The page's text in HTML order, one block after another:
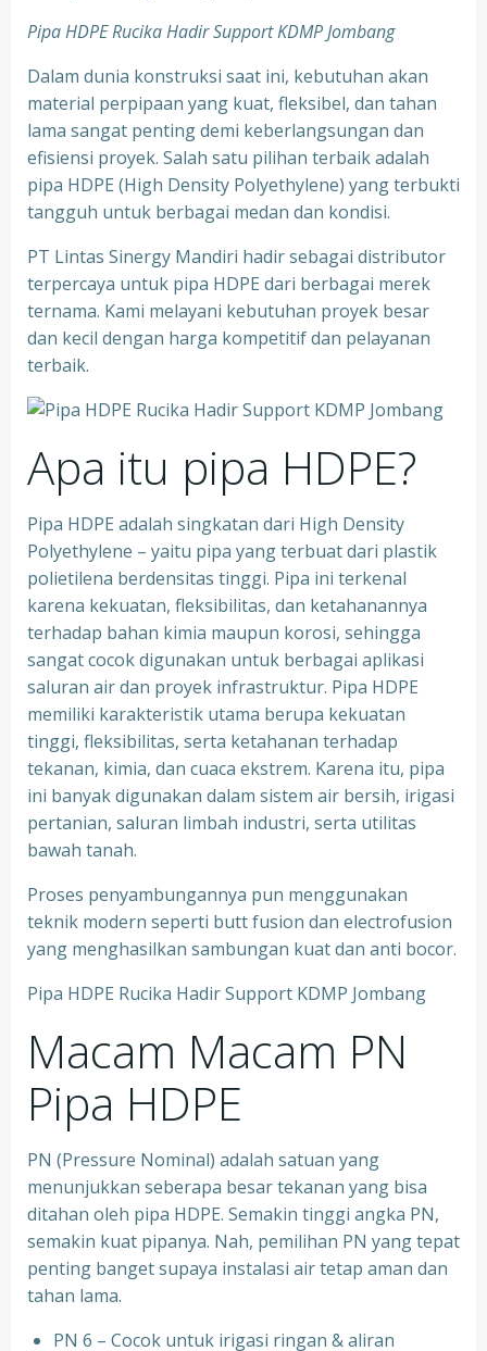
Pipa HDPE Rucika Hadir Support KDMP Jombang
Dalam dunia konstruksi saat ini, kebutuhan akan
material perpipaan yang kuat, fleksibel, dan tahan
lama sangat penting demi keberlangsungan dan
efisiensi proyek. Salah satu pilihan terbaik adalah
pipa HDPE (High Density Polyethylene) yang terbukti
tangguh untuk berbagai medan dan kondisi.
PT Lintas Sinergy Mandiri hadir sebagai distributor
terpercaya untuk pipa HDPE dari berbagai merek
ternama. Kami melayani kebutuhan proyek besar
dan kecil dengan harga kompetitif dan pelayanan
terbaik.
Apa itu pipa HDPE?
Pipa HDPE adalah singkatan dari High Density
Polyethylene – yaitu pipa yang terbuat dari plastik
polietilena berdensitas tinggi. Pipa ini terkenal
karena kekuatan, fleksibilitas, dan ketahanannya
terhadap bahan kimia maupun korosi, sehingga
sangat cocok digunakan untuk berbagai aplikasi
saluran air dan proyek infrastruktur. Pipa HDPE
memiliki karakteristik utama berupa kekuatan
tinggi, fleksibilitas, serta ketahanan terhadap
tekanan, kimia, dan cuaca ekstrem. Karena itu, pipa
ini banyak digunakan dalam sistem air bersih, irigasi
pertanian, saluran limbah industri, serta utilitas
bawah tanah.
Proses penyambungannya pun menggunakan
teknik modern seperti butt fusion dan electrofusion
yang menghasilkan sambungan kuat dan anti bocor.
Pipa HDPE Rucika Hadir Support KDMP Jombang
Macam Macam PN
Pipa HDPE
PN (Pressure Nominal) adalah satuan yang
menunjukkan seberapa besar tekanan yang bisa
ditahan oleh pipa HDPE. Semakin tinggi angka PN,
semakin kuat pipanya. Nah, pemilihan PN yang tepat
penting banget supaya instalasi air tetap aman dan
tahan lama.
PN 6 – Cocok untuk irigasi ringan & aliran